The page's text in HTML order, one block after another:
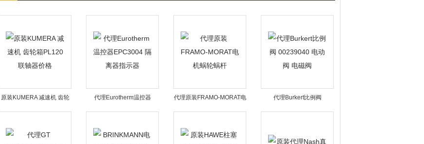
原装KUMERA 减速机 齿轮
箱PL120 联轴器价格
代理Eurotherm温控器
EPC3004 隔离器指示器
代理原装FRAMO-MORAT电
机蜗轮蜗杆
代理Burkert比例阀
00239040 电动阀 电磁阀